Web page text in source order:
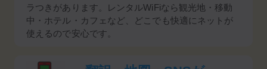
ラつきがあります。レンタルWiFiなら観光地・移動
中・ホテル・カフェなど、どこでも快適にネットが
使えるので安心です。